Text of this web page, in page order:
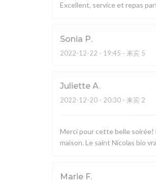
Excellent, service et repas
Sonia P
2022-12-22 - 19:45 - 来宾 5
Juliette A
2022-12-20 - 20:30 - 来宾 2
Merci pour cette belle soirée!
maison. Le saint Nicolas bio
Marie F